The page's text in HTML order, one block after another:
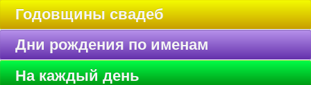
Годовщины свадеб
Дни рождения по именам
На каждый день